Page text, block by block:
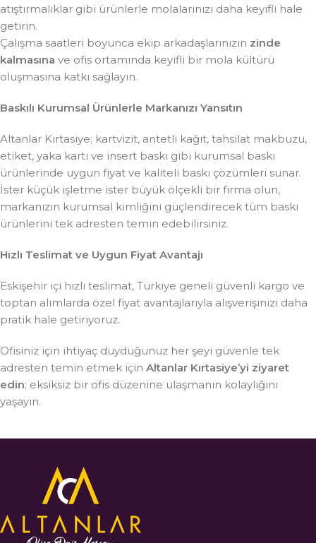
atıştırmalıklar gibi ürünlerle molalarınızı daha keyifli hale
getirin.
Çalışma saatleri boyunca ekip arkadaşlarınızın zinde
kalmasına ve ofis ortamında keyifli bir mola kültürü
oluşmasına katkı sağlayın.
Baskılı Kurumsal Ürünlerle Markanızı Yansıtın
Altanlar Kırtasiye; kartvizit, antetli kağıt, tahsilat makbuzu,
etiket, yaka kartı ve insert baskı gibi kurumsal baskı
ürünlerinde uygun fiyat ve kaliteli baskı çözümleri sunar.
İster küçük işletme ister büyük ölçekli bir firma olun,
markanızın kurumsal kimliğini güçlendirecek tüm baskı
ürünlerini tek adresten temin edebilirsiniz.
Hızlı Teslimat ve Uygun Fiyat Avantajı
Eskişehir içi hızlı teslimat, Türkiye geneli güvenli kargo ve
toptan alımlarda özel fiyat avantajlarıyla alışverişinizi daha
pratik hale getiriyoruz.
Ofisiniz için ihtiyaç duyduğunuz her şeyi güvenle tek
adresten temin etmek için Altanlar Kırtasiye’yi ziyaret
edin; eksiksiz bir ofis düzenine ulaşmanın kolaylığını
yaşayın.